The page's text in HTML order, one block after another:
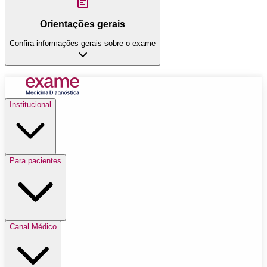
Orientações gerais
Confira informações gerais sobre o exame
Institucional
Para pacientes
Canal Médico